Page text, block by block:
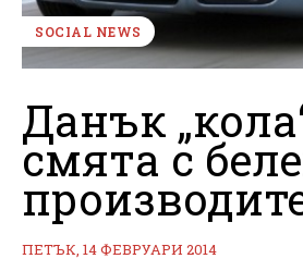
SOCIAL NEWS
Данък
смята с
ПЕТЪК, 14 ФЕВРУАРИ 2014